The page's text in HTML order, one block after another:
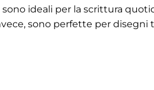
ideali per la scrittura
sono perfette per disegni